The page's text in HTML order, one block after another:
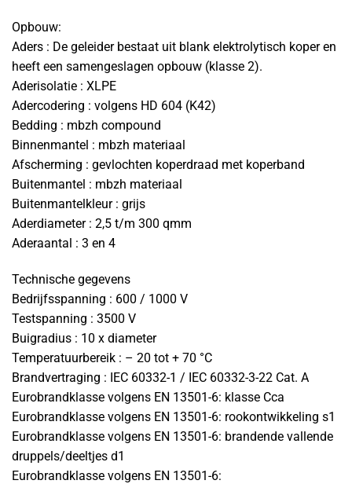
Opbouw:
Aders : De geleider bestaat uit blank elektrolytisch koper en
heeft een samengeslagen opbouw (klasse 2).
Aderisolatie : XLPE
Adercodering : volgens HD 604 (K42)
Bedding : mbzh compound
Binnenmantel : mbzh materiaal
Afscherming : gevlochten koperdraad met koperband
Buitenmantel : mbzh materiaal
Buitenmantelkleur : grijs
Aderdiameter : 2,5 t/m 300 qmm
Aderaantal : 3 en 4
Technische gegevens
Bedrijfsspanning : 600 / 1000 V
Testspanning : 3500 V
Buigradius : 10 x diameter
Temperatuurbereik : – 20 tot + 70 °C
Brandvertraging : IEC 60332-1 / IEC 60332-3-22 Cat. A
Eurobrandklasse volgens EN 13501-6: klasse Cca
Eurobrandklasse volgens EN 13501-6: rookontwikkeling s1
Eurobrandklasse volgens EN 13501-6: brandende vallende
druppels/deeltjes d1
Eurobrandklasse volgens EN 13501-6: